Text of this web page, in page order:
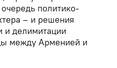
политико-
– и решения
и делимитации
между Арменией и